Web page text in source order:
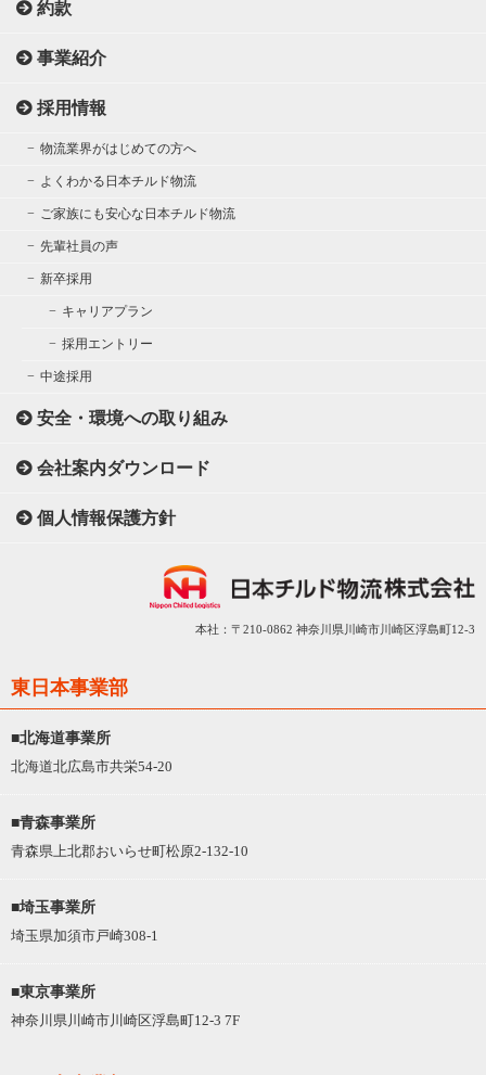
約款
事業紹介
採用情報
物流業界がはじめての方へ
よくわかる日本チルド物流
ご家族にも安心な日本チルド物流
先輩社員の声
新卒採用
キャリアプラン
採用エントリー
中途採用
安全・環境への取り組み
会社案内ダウンロード
個人情報保護方針
本社：〒210-0862 神奈川県川崎市川崎区浮島町12-3
東日本事業部
■北海道事業所
北海道北広島市共栄54-20
■青森事業所
青森県上北郡おいらせ町松原2-132-10
■埼玉事業所
埼玉県加須市戸崎308-1
■東京事業所
神奈川県川崎市川崎区浮島町12-3 7F